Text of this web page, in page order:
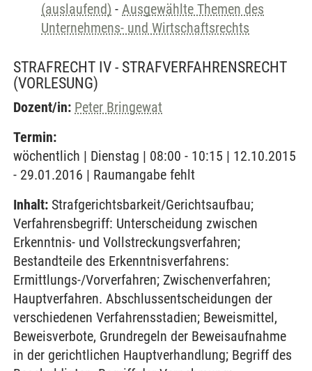
(auslaufend) - Ausgewählte Themen des
Unternehmens- und Wirtschaftsrechts
STRAFRECHT IV - STRAFVERFAHRENSRECHT
(VORLESUNG)
Dozent/in: Peter Bringewat
Termin:
wöchentlich | Dienstag | 08:00 - 10:15 | 12.10.2015
- 29.01.2016 | Raumangabe fehlt
Inhalt: Strafgerichtsbarkeit/Gerichtsaufbau;
Verfahrensbegriff: Unterscheidung zwischen
Erkenntnis- und Vollstreckungsverfahren;
Bestandteile des Erkenntnisverfahrens:
Ermittlungs-/Vorverfahren; Zwischenverfahren;
Hauptverfahren. Abschlussentscheidungen der
verschiedenen Verfahrensstadien; Beweismittel,
Beweisverbote, Grundregeln der Beweisaufnahme
in der gerichtlichen Hauptverhandlung; Begriff des